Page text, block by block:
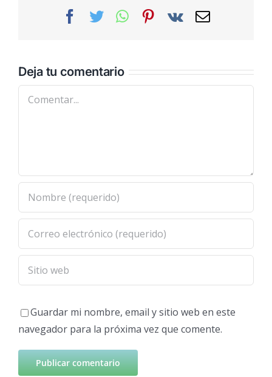
Facebook
TwitterWhatsAppPinterest
Vk
Correo
Deja tu comentario
Comentar
Guardar mi nombre, email y sitio web en este
navegador para la próxima vez que comente.